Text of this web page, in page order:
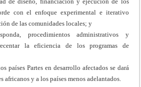
con el enfoque experimental e iterativo
de las comunidades locales; y
procedimientos administrativos y
la eficiencia de los programas de
países Partes en desarrollo afectados se dará
africanos y a los países menos adelantados.